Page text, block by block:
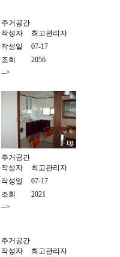
주거공간
작성자
최고관리자
작성일
07-17
조회
2056
-->
주거공간
작성자
최고관리자
작성일
07-17
조회
2021
-->
주거공간
작성자
최고관리자